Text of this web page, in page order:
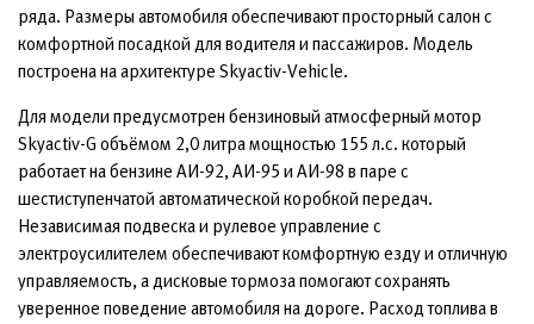
ряда. Размеры автомобиля обеспечивают просторный салон с
комфортной посадкой для водителя и пассажиров. Модель
построена на архитектуре Skyactiv-Vehicle.
Для модели предусмотрен бензиновый атмосферный мотор
Skyactiv-G объёмом 2,0 литра мощностью 155 л.с. который
работает на бензине АИ-92, АИ-95 и АИ-98 в паре с
шестиступенчатой автоматической коробкой передач.
Независимая подвеска и рулевое управление с
электроусилителем обеспечивают комфортную езду и отличную
управляемость, а дисковые тормоза помогают сохранять
уверенное поведение автомобиля на дороге. Расход топлива в